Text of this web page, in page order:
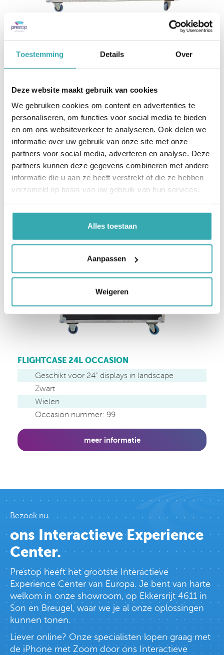
Toestemming Details Over
Deze website maakt gebruik van cookies
We gebruiken cookies om content en advertenties te
personaliseren, om functies voor social media te bieden
en om ons websiteverkeer te analyseren. Ook delen we
informatie over uw gebruik van onze site met onze
partners voor social media, adverteren en analyse. Deze
partners kunnen deze gegevens combineren met andere
informatie die u aan ze heeft verstrekt of die ze hebben
verzameld op basis van uw gebruik van hun services.
Alles toestaan
Aanpassen
Weigeren
Geschikt voor 65” displays
Black
Occasion nummer: 111
meer informatie
FLIGHTCASE 24L OCCASION
Geschikt voor 24" displays in landscape
Zwart
Wielen
Occasion nummer: 99
meer informatie
Bezoek nu
ons Interactieve Experience
Center.
Prestop heeft het grootste Interactieve
Experience Center van Europa. Je bent van harte
welkom in onze showroom, op Ekkersrijt 4611 in
Son en Breugel, waar we je al onze oplossingen
kunnen tonen.
Liever online? Onze specialisten lopen graag met
de iPhone met Zoom door ons Interactieve